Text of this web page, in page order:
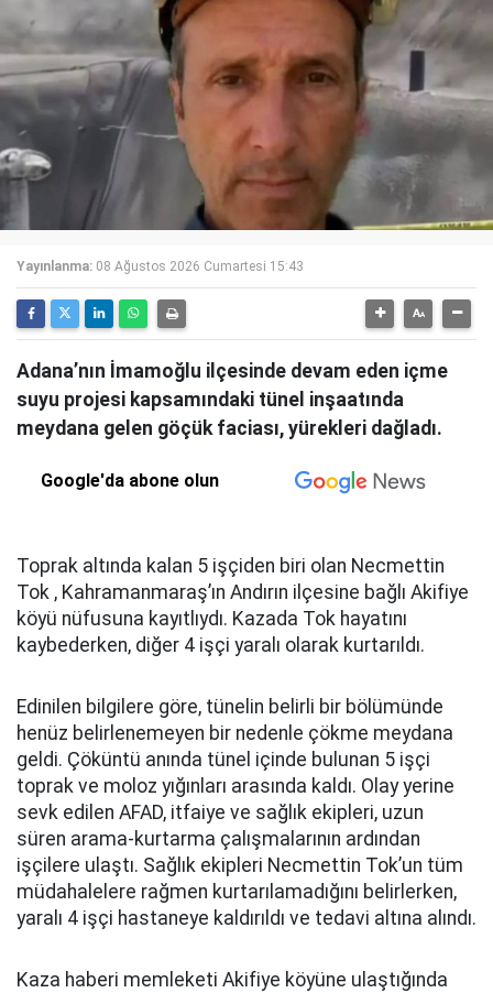
Yayınlanma: 08 Ağustos 2026 Cumartesi 15:43
Adana’nın İmamoğlu ilçesinde devam eden içme
suyu projesi kapsamındaki tünel inşaatında
meydana gelen göçük faciası, yürekleri dağladı.
Google'da abone olun
Toprak altında kalan 5 işçiden biri olan Necmettin
Tok , Kahramanmaraş’ın Andırın ilçesine bağlı Akifiye
köyü nüfusuna kayıtlıydı. Kazada Tok hayatını
kaybederken, diğer 4 işçi yaralı olarak kurtarıldı.
Edinilen bilgilere göre, tünelin belirli bir bölümünde
henüz belirlenemeyen bir nedenle çökme meydana
geldi. Çöküntü anında tünel içinde bulunan 5 işçi
toprak ve moloz yığınları arasında kaldı. Olay yerine
sevk edilen AFAD, itfaiye ve sağlık ekipleri, uzun
süren arama-kurtarma çalışmalarının ardından
işçilere ulaştı. Sağlık ekipleri Necmettin Tok’un tüm
müdahalelere rağmen kurtarılamadığını belirlerken,
yaralı 4 işçi hastaneye kaldırıldı ve tedavi altına alındı.
Kaza haberi memleketi Akifiye köyüne ulaştığında